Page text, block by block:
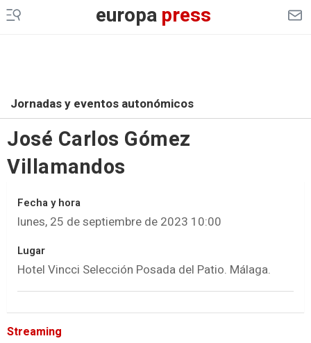
europapress
Jornadas y eventos autonómicos
José Carlos Gómez
Villamandos
Fecha y hora
lunes, 25 de septiembre de 2023 10:00
Lugar
Hotel Vincci Selección Posada del Patio. Málaga.
Streaming